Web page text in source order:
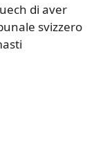
di aver
svizzero